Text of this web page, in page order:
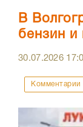
В
бензин и
30.07.2026
Комментарии